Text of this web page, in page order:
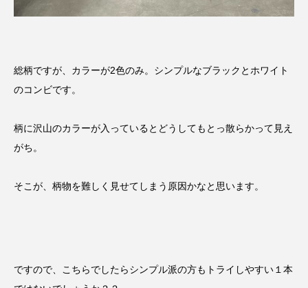
総柄ですが、カラーが2色のみ。シンプルなブラックとホワイト
のコンビです。
柄に沢山のカラーが入っているとどうしてもとっ散らかって見え
がち。
そこが、柄物を難しく見せてしまう原因かなと思います。
ですので、こちらでしたらシンプル派の方もトライしやすい１本